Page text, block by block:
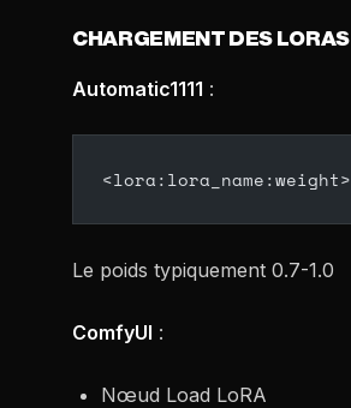
CHARGEMENT DES LORAS
Automatic1111 :
<lora:lora_name:weight>
Le poids typiquement 0.7-1.0
ComfyUI :
Nœud Load LoRA